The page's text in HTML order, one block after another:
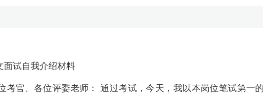
试自我介绍材料
考官、各位评委老师： 通过考试，今天，我以本岗位笔试第一的